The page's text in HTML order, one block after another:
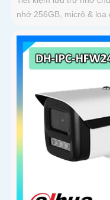
nhớ 256GB, micrô &